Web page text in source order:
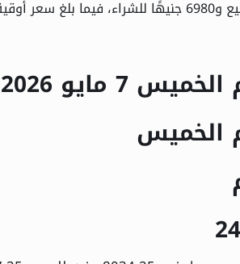
7 مايو 2026
الخميس